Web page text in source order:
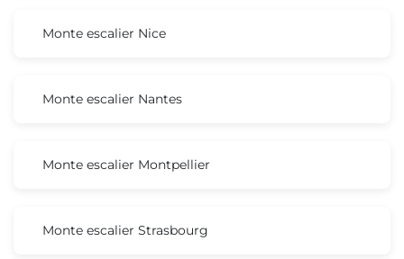
Monte escalier Nice
Monte escalier Nantes
Monte escalier Montpellier
Monte escalier Strasbourg